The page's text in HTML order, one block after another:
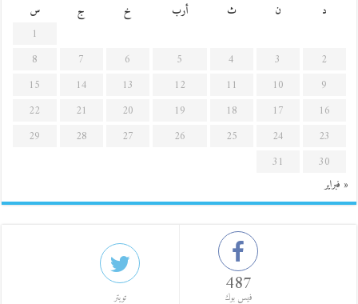
د
ن ث أرب خ ج
س
1
2
3
4
5
6
7
8
9
10
11
12
13
14
15
16
17
18
19
20
21
22
23
24
25
26
27
28
29
30
31
« فبراير
487
فيس بوك تويتر